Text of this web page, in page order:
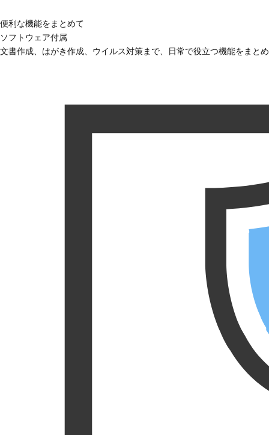
便利な機能をまとめて
ソフトウェア付属
文書作成、はがき作成、ウイルス対策まで、日常で役立つ機能をまと